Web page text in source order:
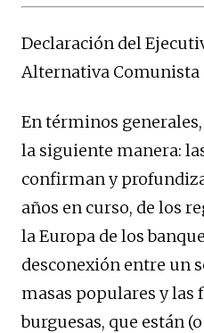
Declaración del
Alternativa Comunista
En términos
la siguiente manera:
confirman y
años en curso, de los
la Europa de los
desconexión entre un
masas populares y las
burguesas, que están